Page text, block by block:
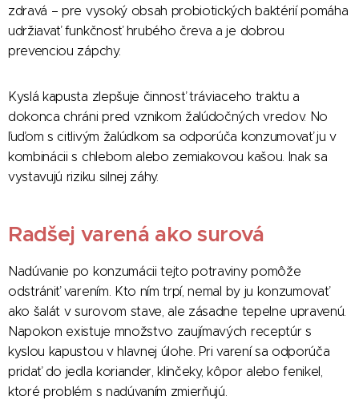
zdravá – pre vysoký obsah probiotických baktérií pomáha
udržiavať funkčnosť hrubého čreva a je dobrou
prevenciou zápchy.
Kyslá kapusta zlepšuje činnosť tráviaceho traktu a
dokonca chráni pred vznikom žalúdočných vredov. No
ľuďom s citlivým žalúdkom sa odporúča konzumovať ju v
kombinácii s chlebom alebo zemiakovou kašou. Inak sa
vystavujú riziku silnej záhy.
Radšej varená ako surová
Nadúvanie po konzumácii tejto potraviny pomôže
odstrániť varením. Kto ním trpí, nemal by ju konzumovať
ako šalát v surovom stave, ale zásadne tepelne upravenú.
Napokon existuje množstvo zaujímavých receptúr s
kyslou kapustou v hlavnej úlohe. Pri varení sa odporúča
pridať do jedla koriander, klinčeky, kôpor alebo fenikel,
ktoré problém s nadúvaním zmierňujú.